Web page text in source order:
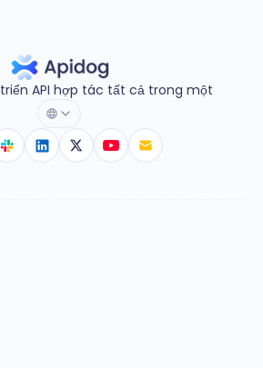
API hợp tác tất cả trong một